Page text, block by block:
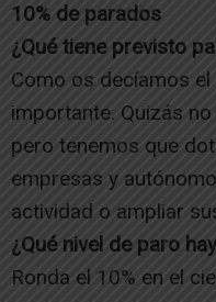
10% de parados
¿Qué tiene previsto
Como os decíamos
importante. Quizás
pero tenemos que
empresas y
actividad o ampliar
¿Qué nivel de paro
Ronda el 10% en el